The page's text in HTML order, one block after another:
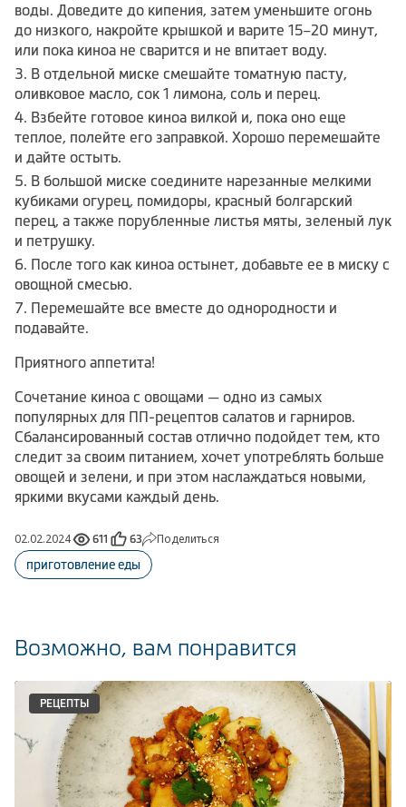
воды. Доведите до кипения, затем уменьшите огонь
до низкого, накройте крышкой и варите 15–20 минут,
или пока киноа не сварится и не впитает воду.
В отдельной миске смешайте томатную пасту,
оливковое масло, сок 1 лимона, соль и перец.
Взбейте готовое киноа вилкой и, пока оно еще
теплое, полейте его заправкой. Хорошо перемешайте
и дайте остыть.
В большой миске соедините нарезанные мелкими
кубиками огурец, помидоры, красный болгарский
перец, а также порубленные листья мяты, зеленый лук
и петрушку.
После того как киноа остынет, добавьте ее в миску с
овощной смесью.
Перемешайте все вместе до однородности и
подавайте.
Приятного аппетита!
Сочетание киноа с овощами — одно из самых
популярных для ПП-рецептов салатов и гарниров.
Сбалансированный состав отлично подойдет тем, кто
следит за своим питанием, хочет употреблять больше
овощей и зелени, и при этом наслаждаться новыми,
яркими вкусами каждый день.
02.02.2024 611 63 Поделиться
приготовление еды
Возможно, вам понравится
РЕЦЕПТЫ